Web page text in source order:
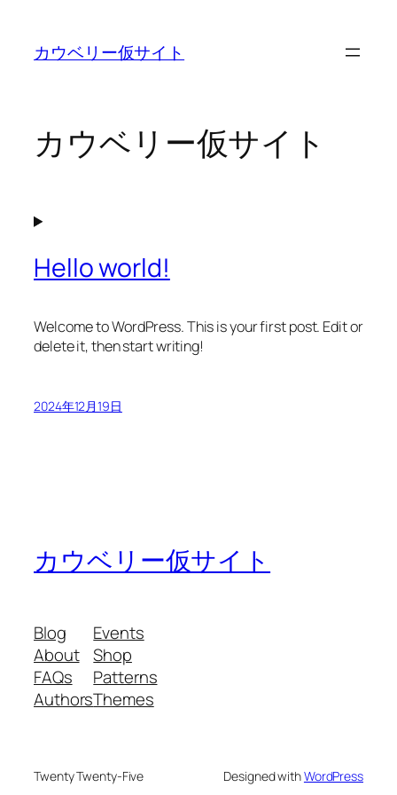
カウベリー仮サイト
カウベリー仮サイト
Hello world!
Welcome to WordPress. This is your first post. Edit or
delete it, then start writing!
2024年12月19日
カウベリー仮サイト
Blog
About
FAQs
Authors
Events
Shop
Patterns
Themes
Twenty Twenty-Five Designed withWordPress